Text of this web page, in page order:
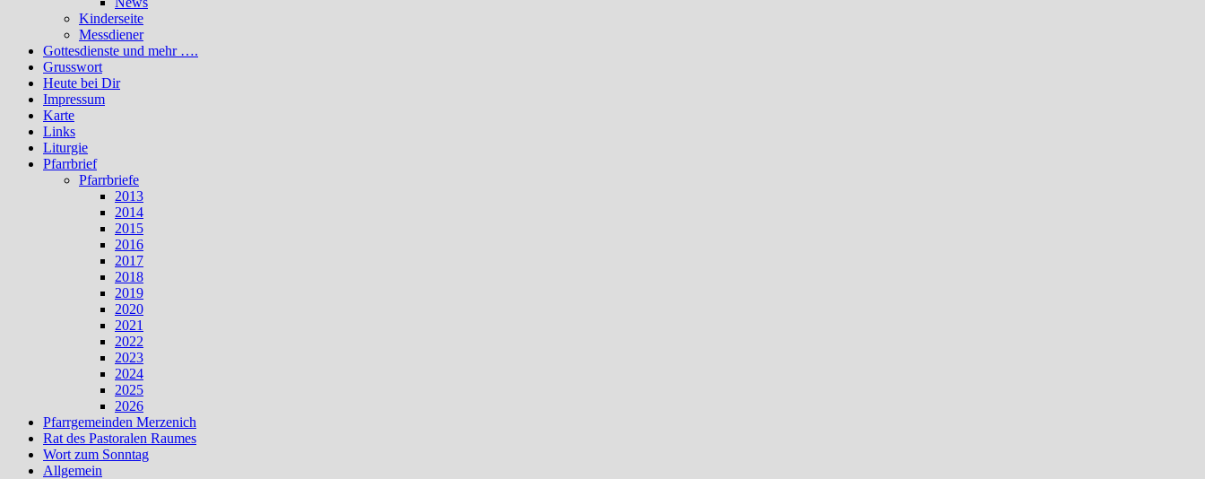
Kinderseite
Messdiener
Gottesdienste und mehr ….
Grusswort
Heute bei Dir
Impressum
Karte
Links
Liturgie
Pfarrbrief
Pfarrbriefe
2013
2014
2015
2016
2017
2018
2019
2020
2021
2022
2023
2024
2025
2026
Pfarrgemeinden Merzenich
Rat des Pastoralen Raumes
Wort zum Sonntag
Allgemein